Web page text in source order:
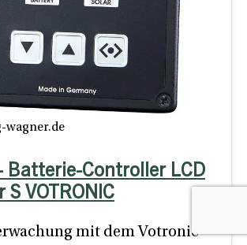
wagner.de
Batterie-Controller LCD
VOTRONIC
mit dem Votronic